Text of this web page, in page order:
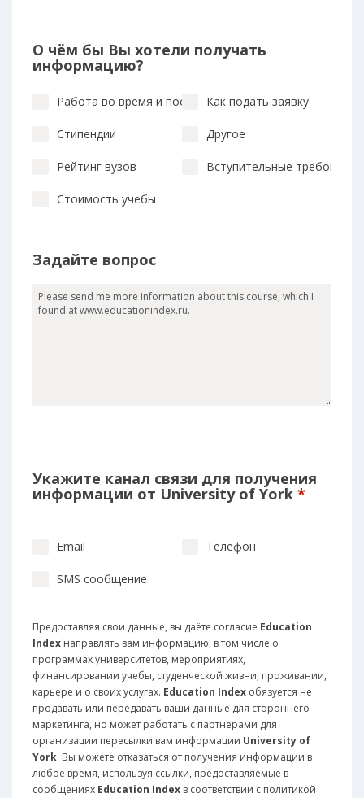
О чём бы Вы хотели получать
информацию?
Работа во время и после учебыКак подать заявку
Стипендии Другое
Рейтинг вузов Вступительные требования
Стоимость учебы
Задайте вопрос
Укажите канал связи для получения
информации от University of York *
Email Телефон
SMS сообщение
Предоставляя свои данные, вы даёте согласие Education
Index направлять вам информацию, в том числе о
программах университетов, мероприятиях,
финансировании учебы, студенческой жизни, проживании,
карьере и о своих услугах. Education Index обязуется не
продавать или передавать ваши данные для стороннего
маркетинга, но может работать с партнерами для
организации пересылки вам информации University of
York. Вы можете отказаться от получения информации в
любое время, используя ссылки, предоставляемые в
сообщениях Education Index в соответствии с политикой